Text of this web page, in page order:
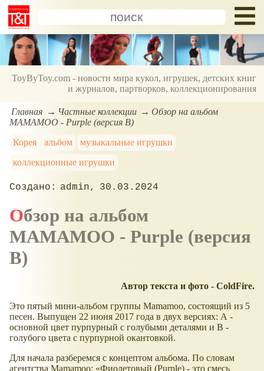
ToyByToy.com - новости мира кукол, игрушек, детских книг
и журналов, партворков, коллекционирования
Главная Частные коллекции
Обзор на альбом
MAMAMOO - Purple (версия В)
Корея
альбом
музыкальные игрушки
коллекционные игрушки
admin 30.03.2024
Обзор на альбом
MAMAMOO - Purple (версия
В)
Автор текста и фото - ColdFire.
Это пятый мини-альбом группы Mamamoo, состоящий из 5
песен. Выпущен 22 июня 2017 года в двух версиях: А -
основной цвет пурпурный с голубыми деталями и В -
голубого цвета с пурпурной окантовкой.
Для начала разберемся с концептом альбома. По словам
агентства Mamamoo:
Фиолетовый (Purple) - это смесь